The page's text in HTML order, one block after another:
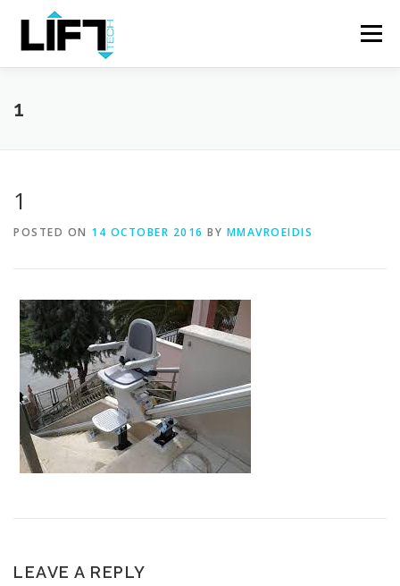
content
Menu
1
1
POSTED ON 14 OCTOBER 2016 BY MMAVROEIDIS
LEAVE A REPLY